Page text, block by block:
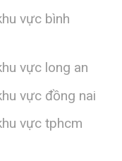
vực bình
vực long an
vực đồng nai
vực tphcm